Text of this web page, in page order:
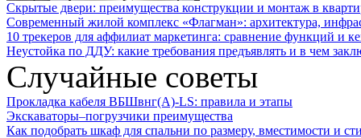
Скрытые двери: преимущества конструкции и монтаж в
Современный жилой комплекс «Флагман»: архитектура,
10 трекеров для аффилиат маркетинга: сравнение функций и
Неустойка по ДДУ: какие требования предъявлять и в чем
Случайные советы
Прокладка кабеля ВБШвнг(А)-LS: правила и этапы
Экскаваторы–погрузчики преимущества
Как подобрать шкаф для спальни по размеру, вместимости и